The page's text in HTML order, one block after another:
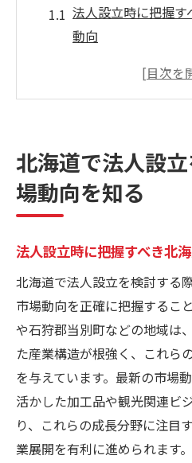
法人設立時に把握
動向
農産物や水産物を
地方市場が法人設
を探る
な理由
当別町で法人設立
特徴
法人設立が生む当
ンス
市場ニーズから見
農業中心の産業構
響
北海道で法人設
場動向を知る
法人設立時に把握すべき北
北海道で法人設立を検討する
市場動向を正確に把握するこ
や石狩郡当別町などの地域は
た産業構造が根強く、これら
を与えています。最新の市場
活かした加工品や観光関連ビ
り、これらの成長分野に注目
業展開を有利に進められます。